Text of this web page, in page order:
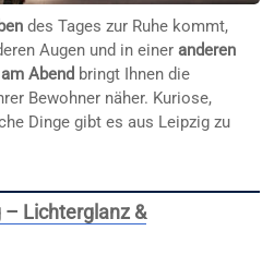
des Tages zur Ruhe kommt,
Augen und in einer anderen
Abend bringt Ihnen die
Bewohner näher. Kuriose,
Dinge gibt es aus Leipzig zu
Lichterglanz &